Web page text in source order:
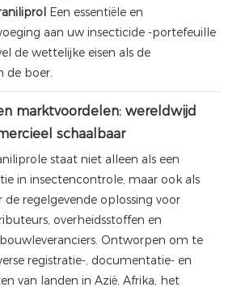
Een essentiële en
aan uw insecticide -portefeuille
de wettelijke eisen als de
de boer.
marktvoordelen: wereldwijd
schaalbaar
staat niet alleen als een
in insectencontrole, maar ook als
de regelgevende oplossing voor
overheidsstoffen en
Ontworpen om te
registratie-, documentatie- en
van landen in Azië, Afrika, het